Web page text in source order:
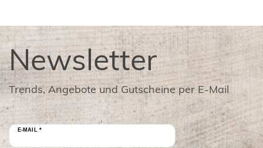
Newsletter
Trends, Angebote und Gutscheine per E-Mail
E-MAIL *